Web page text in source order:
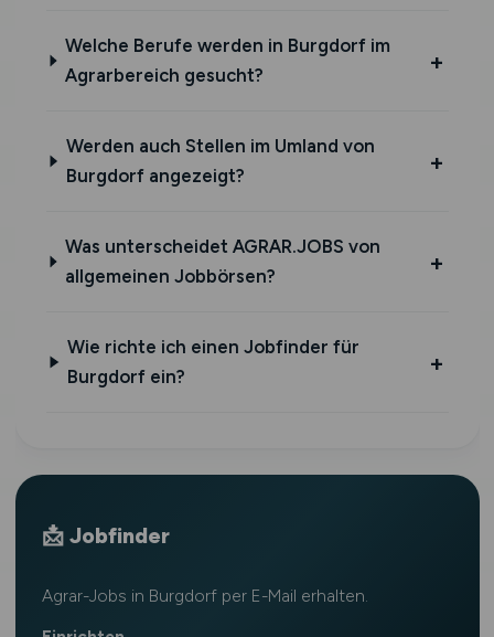
Welche Berufe werden in Burgdorf im
Agrarbereich gesucht?
Werden auch Stellen im Umland von
Burgdorf angezeigt?
Was unterscheidet AGRAR.JOBS von
allgemeinen Jobbörsen?
Wie richte ich einen Jobfinder für
Burgdorf ein?
📩 Jobfinder
Agrar-Jobs in Burgdorf per E-Mail erhalten.